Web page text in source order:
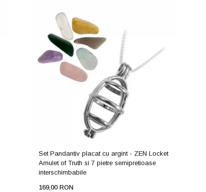
Set Pandantiv placat cu argint - ZEN Locket
Amulet of Truth si 7 pietre semipretioase
interschimbabile
169,00 RON